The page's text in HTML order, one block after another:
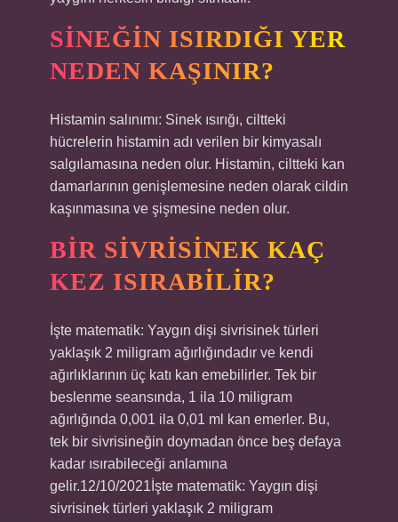
SINEĞIN ISIRDIĞI YER
NEDEN KAŞINIR?
Histamin salınımı: Sinek ısırığı, ciltteki
hücrelerin histamin adı verilen bir kimyasalı
salgılamasına neden olur. Histamin, ciltteki kan
damarlarının genişlemesine neden olarak cildin
kaşınmasına ve şişmesine neden olur.
BIR SIVRISINEK KAÇ
KEZ ISIRABILIR?
İşte matematik: Yaygın dişi sivrisinek türleri
yaklaşık 2 miligram ağırlığındadır ve kendi
ağırlıklarının üç katı kan emebilirler. Tek bir
beslenme seansında, 1 ila 10 miligram
ağırlığında 0,001 ila 0,01 ml kan emerler. Bu,
tek bir sivrisineğin doymadan önce beş defaya
kadar ısırabileceği anlamına
gelir.12/10/2021İşte matematik: Yaygın dişi
sivrisinek türleri yaklaşık 2 miligram